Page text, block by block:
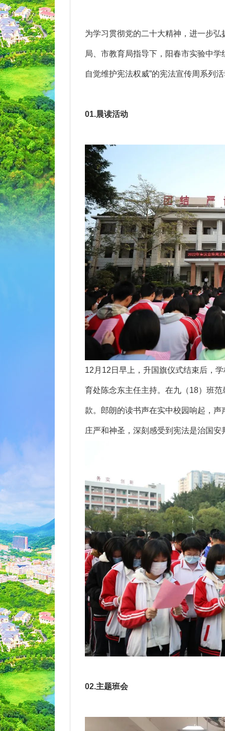
为学习贯彻党的二十大精神，进一步
局、市教育局指导下，阳春市实验中
自觉维护宪法权威”的宪法宣传周系列
01.晨读活动
12月12日早上，升国旗仪式结束后，
育处陈念东主任主持。在九（18）班
款。郎朗的读书声在实中校园响起，
庄严和神圣，深刻感受到宪法是治国
02.主题班会